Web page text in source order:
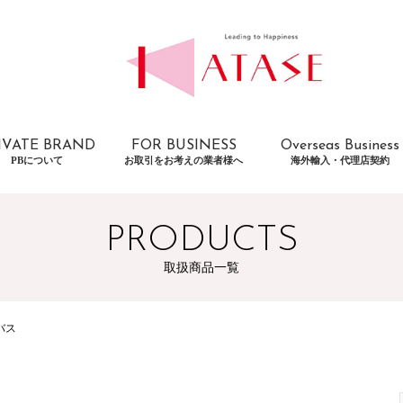
BRAND
PBについて
FOR BUSINESS
お取引をお考えの業者様へ
Overseas Business
海外輸入・代理店契約
PRODUCTS
取扱商品一覧
ス